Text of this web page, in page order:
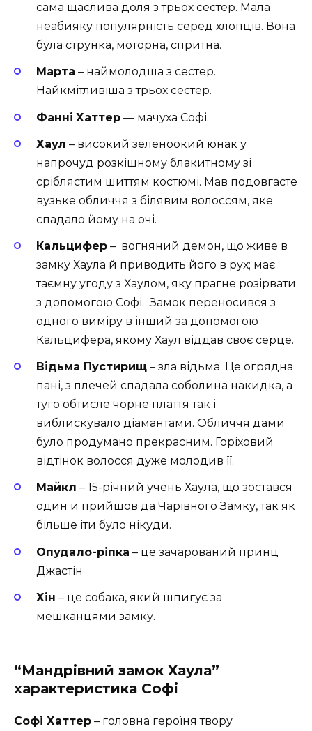
сама щаслива доля з трьох сестер. Мала
неабияку популярність серед хлопців. Вона
була струнка, моторна, спритна.
Марта – наймолодша з сестер.
Найкмітливіша з трьох сестер.
Фанні Хаттер — мачуха Софі.
Хаул – високий зеленоокий юнак у
напрочуд розкішному блакитному зі
сріблястим шиттям костюмі. Мав подовгасте
вузьке обличчя з білявим волоссям, яке
спадало йому на очі.
Кальцифер – вогняний демон, що живе в
замку Хаула й приводить його в рух; має
таємну угоду з Хаулом, яку прагне розірвати
з допомогою Софі. Замок переносився з
одного виміру в інший за допомогою
Кальцифера, якому Хаул віддав своє серце.
Відьма Пустирищ – зла відьма. Це огрядна
пані, з плечей спадала соболина накидка, а
туго обтисле чорне плаття так і
виблискувало діамантами. Обличчя дами
було продумано прекрасним. Горіховий
відтінок волосся дуже молодив її.
Майкл – 15-річний учень Хаула, що зостався
один и прийшов да Чарівного Замку, так як
більше іти було нікуди.
Опудало-ріпка – це зачарований принц
Джастін
Хін – це собака, який шпигує за
мешканцями замку.
“Мандрівний замок Хаула”
характеристика Софі
Софі Хаттер – головна героїня твору